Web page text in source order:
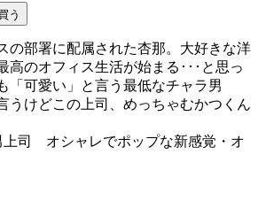
う
の部署に配属された杏那。大好きな洋
高のオフィス生活が始まる･･･と思っ
「可愛い」と言う最低なチャラ男
うけどこの上司、めっちゃむかつくん
上司 オシャレでポップな新感覚・オ